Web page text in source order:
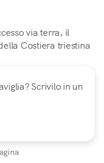
via terra, il
Costiera triestina
Scrivilo in un